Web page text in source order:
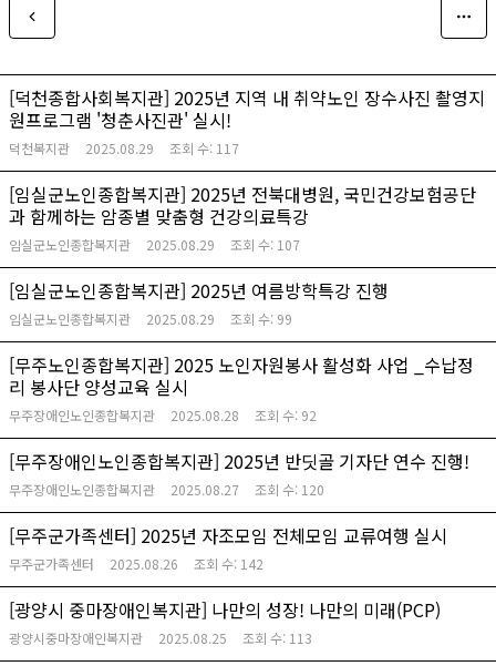
[덕천종합사회복지관] 2025년 지역 내 취약노인 장수사진 촬영지
원프로그램 '청춘사진관' 실시!
덕천복지관 2025.08.29 조회 수: 117
[임실군노인종합복지관] 2025년 전북대병원, 국민건강보험공단
과 함께하는 암종별 맞춤형 건강의료특강
임실군노인종합복지관 2025.08.29 조회 수: 107
[임실군노인종합복지관] 2025년 여름방학특강 진행
임실군노인종합복지관 2025.08.29 조회 수: 99
[무주노인종합복지관] 2025 노인자원봉사 활성화 사업 _수납정
리 봉사단 양성교육 실시
무주장애인노인종합복지관 2025.08.28 조회 수: 92
[무주장애인노인종합복지관] 2025년 반딧골 기자단 연수 진행!
무주장애인노인종합복지관 2025.08.27 조회 수: 120
[무주군가족센터] 2025년 자조모임 전체모임 교류여행 실시
무주군가족센터 2025.08.26 조회 수: 142
[광양시 중마장애인복지관] 나만의 성장! 나만의 미래(PCP)
광양시중마장애인복지관 2025.08.25 조회 수: 113